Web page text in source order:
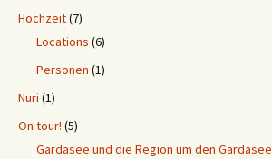
Hochzeit(7)
Locations (6)
Personen (1)
Nuri (1)
On tour! (5)
Gardasee und die Region um den Gardasee